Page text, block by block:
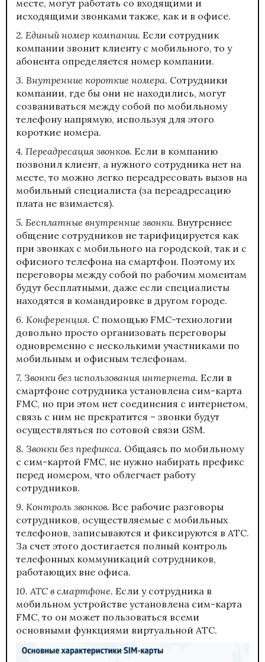
месте, могут работать со входящими и
исходящими звонками также, как и в офисе.
2. Единый номер компании. Если сотрудник
компании звонит клиенту с мобильного, то у
абонента определяется номер компании.
3. Внутренние короткие номера. Сотрудники
компании, где бы они не находились, могут
созваниваться между собой по мобильному
телефону напрямую, используя для этого
короткие номера.
4. Переадресация звонков. Если в компанию
позвонил клиент, а нужного сотрудника нет на
месте, то можно легко переадресовать вызов на
мобильный специалиста (за переадресацию
плата не взимается).
5. Бесплатные внутренние звонки. Внутреннее
общение сотрудников не тарифицируется как
при звонках с мобильного на городской, так и с
офисного телефона на смартфон. Поэтому их
переговоры между собой по рабочим моментам
будут бесплатными, даже если специалисты
находятся в командировке в другом городе.
6. Конференция. С помощью FMC-технологии
довольно просто организовать переговоры
одновременно с несколькими участниками по
мобильным и офисным телефонам.
7. Звонки без использования интернета. Если в
смартфоне сотрудника установлена сим-карта
FMC, но при этом нет соединения с интернетом,
связь с ним не прекратится – звонки будут
осуществляться по сотовой связи GSM.
8. Звонки без префикса. Общаясь по мобильному
с сим-картой FMC, не нужно набирать префикс
перед номером, что облегчает работу
сотрудников.
9. Контроль звонков. Все рабочие разговоры
сотрудников, осуществляемые с мобильных
телефонов, записываются и фиксируются в АТС.
За счет этого достигается полный контроль
телефонных коммуникаций сотрудников,
работающих вне офиса.
10. АТС в смартфоне. Если у сотрудника в
мобильном устройстве установлена сим-карта
FMC, то он может пользоваться всеми
основными функциями виртуальной АТС.